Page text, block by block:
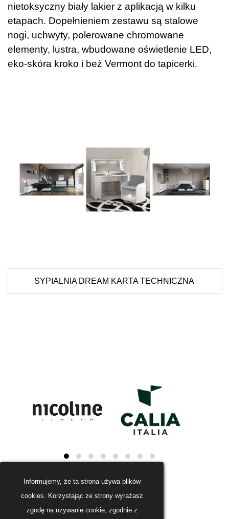
Informujemy, że ta strona używa plików
cookies. Korzystając ze strony wyrażasz
zgodę na używanie cookie, zgodnie z
nietoksyczny biały lakier z aplikacją w kilku
etapach. Dopełnieniem zestawu są stalowe
nogi, uchwyty, polerowane chromowane
elementy, lustra, wbudowane oświetlenie LED,
eko-skóra kroko i beż Vermont do tapicerki.
SYPIALNIA DREAM KARTA TECHNICZNA